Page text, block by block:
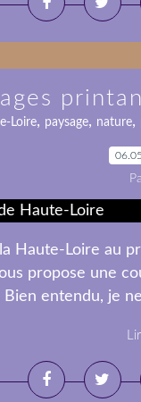
Loire, paysage, nature,
Haute-Loire au
propose une
entendu, je